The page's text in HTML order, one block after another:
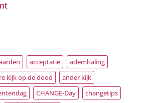
acceptatie
ademhaling
kijk op de dood
ander kijk
CHANGE-Day
changetips